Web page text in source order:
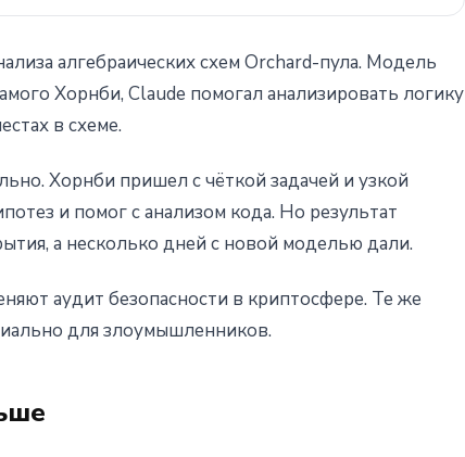
алгебраических схем Orchard-пула. Модель
Хорнби, Claude помогал анализировать логику
в схеме.
Хорнби пришел с чёткой задачей и узкой
и помог с анализом кода. Но результат
а несколько дней с новой моделью дали.
аудит безопасности в криптосфере. Те же
для злоумышленников.